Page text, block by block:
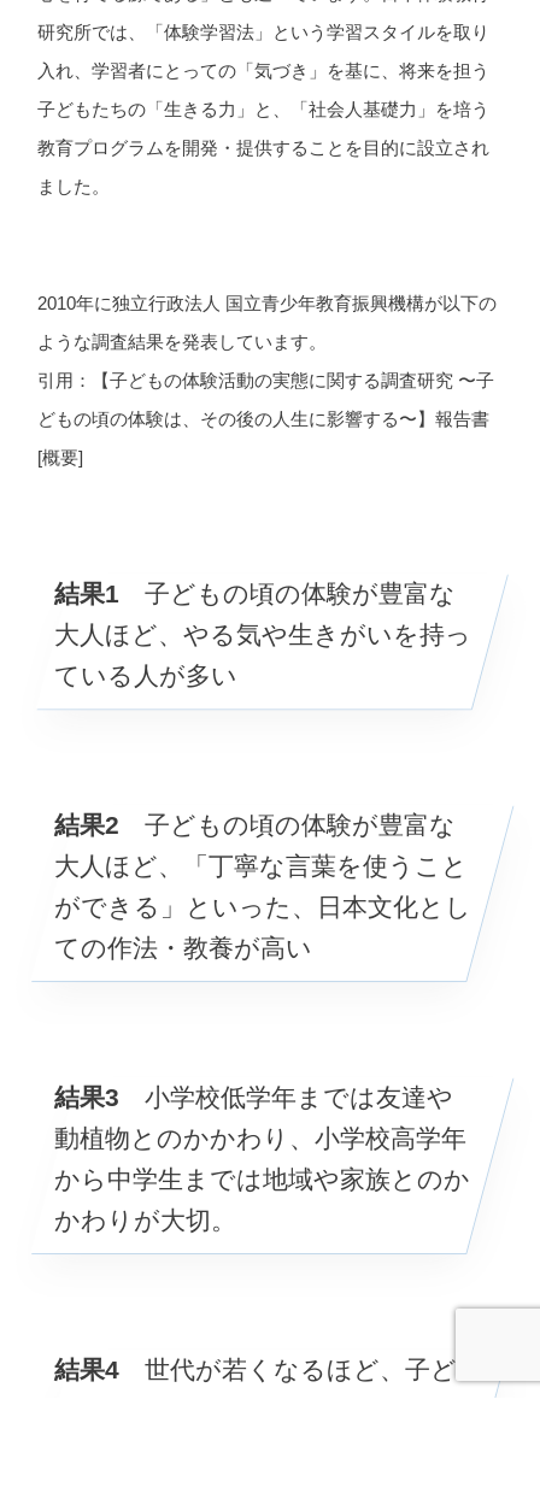
研究所では、「体験学習法」という学習スタイルを取り
入れ、学習者にとっての「気づき」を基に、将来を担う
子どもたちの「生きる力」と、「社会人基礎力」を培う
教育プログラムを開発・提供することを目的に設立され
ました。
2010年に独立行政法人 国立青少年教育振興機構が以下の
ような調査結果を発表しています。
引用：【子どもの体験活動の実態に関する調査研究 〜子
どもの頃の体験は、その後の人生に影響する〜】報告書
[概要]
結果1 子どもの頃の体験が豊富な
大人ほど、やる気や生きがいを持っ
ている人が多い
結果2 子どもの頃の体験が豊富な
大人ほど、「丁寧な言葉を使うこと
ができる」といった、日本文化とし
ての作法・教養が高い
結果3 小学校低学年までは友達や
動植物とのかかわり、小学校高学年
から中学生までは地域や家族とのか
かわりが大切。
結果4 世代が若くなるほど、子ど